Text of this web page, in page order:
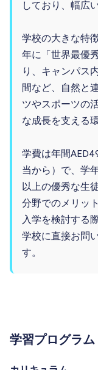
しており、幅広
学校の大きな特
年に「世界最優
り、キャンパス
間など、自然と
ツやスポーツの
な成長を支える
学費は年間
当から）で、学
以上の優秀な生
分野でのメリッ
入学を検討する
学校に直接お問
す。
学習プログラム